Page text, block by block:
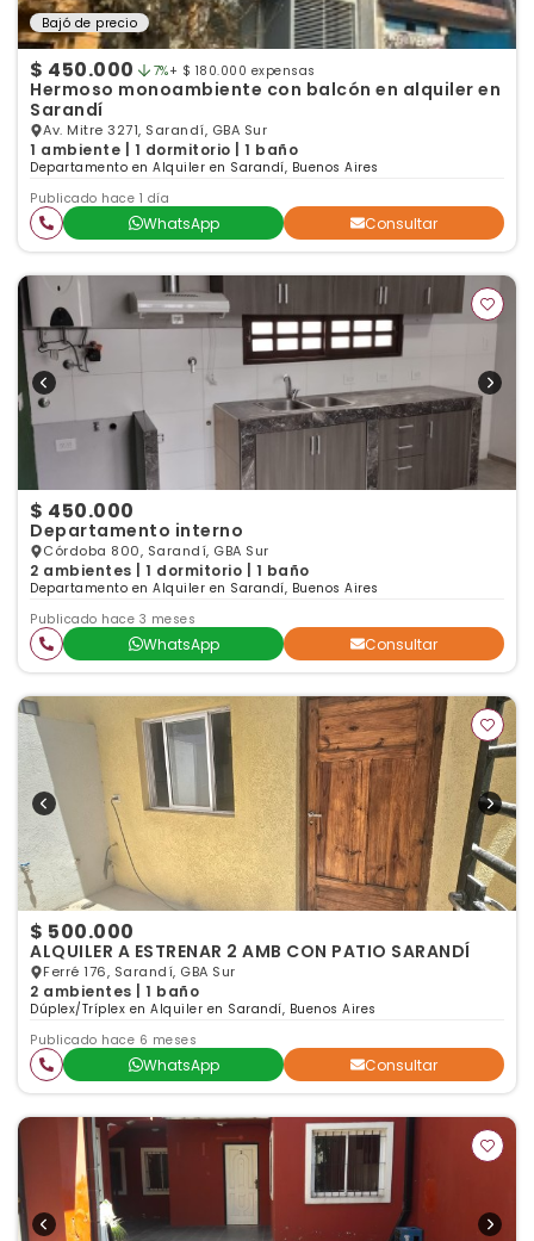
Bajó de precio
$ 450.000 7%+ $ 180.000 expensas
Hermoso monoambiente con balcón en alquiler en
Sarandí
Av. Mitre 3271, Sarandí, GBA Sur
1 ambiente | 1 dormitorio | 1 baño
Departamento en Alquiler en Sarandí, Buenos Aires
Publicado hace 1 día
WhatsApp Consultar
$ 450.000
Departamento interno
Córdoba 800, Sarandí, GBA Sur
2 ambientes | 1 dormitorio | 1 baño
Departamento en Alquiler en Sarandí, Buenos Aires
Publicado hace 3 meses
WhatsApp Consultar
$ 500.000
ALQUILER A ESTRENAR 2 AMB CON PATIO SARANDÍ
Ferré 176, Sarandí, GBA Sur
2 ambientes | 1 baño
Dúplex/Tríplex en Alquiler en Sarandí, Buenos Aires
Publicado hace 6 meses
WhatsApp Consultar